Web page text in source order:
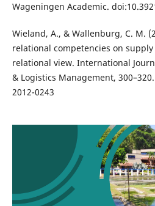
Wageningen Academic.
Wieland, A., & Wallenburg, C. M.
relational competencies on
relational view. International
& Logistics Management,
2012-0243